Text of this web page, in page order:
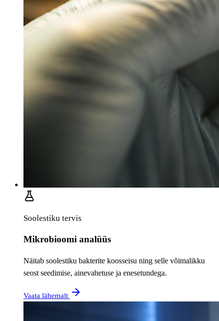
Soolestiku tervis
Mikrobioomi analüüs
Näitab soolestiku bakterite koosseisu ning selle võimalikku
seost seedimise, ainevahetuse ja enesetundega.
Vaata lähemalt